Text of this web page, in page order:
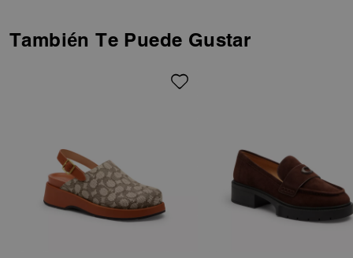
plantilla acolchada y una suela
Nuestro jacquard de está
utilizan prácticas agrícolas
regenerativas, es decir, ayudan
a mantener y rejuvenecer la
tierra, aumentan la diversidad
biológica y la salud del terreno y
También Te Puede Gustar